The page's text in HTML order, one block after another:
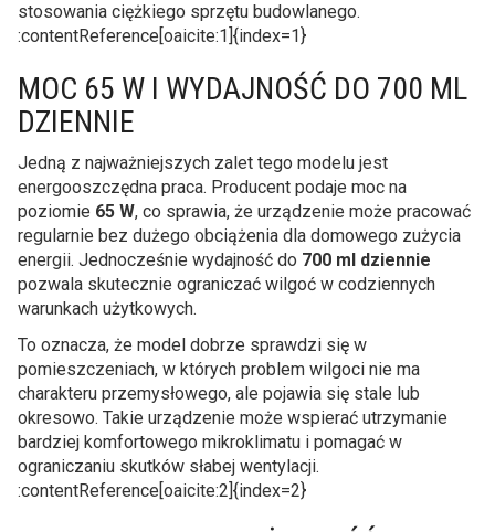
stosowania ciężkiego sprzętu budowlanego.
:contentReference[oaicite:1]{index=1}
MOC 65 W I WYDAJNOŚĆ DO 700 ML
DZIENNIE
Jedną z najważniejszych zalet tego modelu jest
energooszczędna praca. Producent podaje moc na
poziomie 65 W, co sprawia, że urządzenie może pracować
regularnie bez dużego obciążenia dla domowego zużycia
energii. Jednocześnie wydajność do 700 ml dziennie
pozwala skutecznie ograniczać wilgoć w codziennych
warunkach użytkowych.
To oznacza, że model dobrze sprawdzi się w
pomieszczeniach, w których problem wilgoci nie ma
charakteru przemysłowego, ale pojawia się stale lub
okresowo. Takie urządzenie może wspierać utrzymanie
bardziej komfortowego mikroklimatu i pomagać w
ograniczaniu skutków słabej wentylacji.
:contentReference[oaicite:2]{index=2}